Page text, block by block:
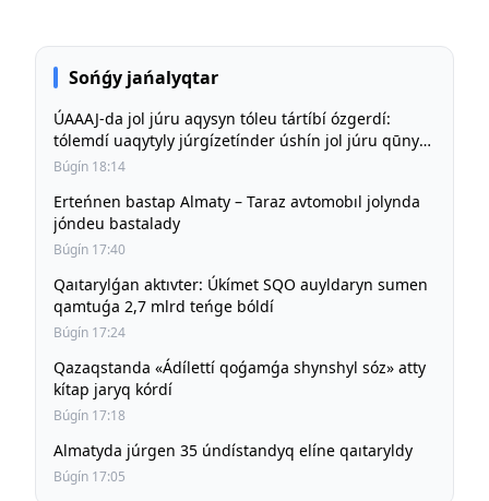
Sońǵy jańalyqtar
ÚAAAJ-da jol júru aqysyn tóleu tártíbí ózgerdí:
tólemdí uaqytyly júrgízetínder úshín jol júru qūny
būrynǵy deńgeıde saqtalady
Búgín 18:14
Erteńnen bastap Almaty – Taraz avtomobıl jolynda
jóndeu bastalady
Búgín 17:40
Qaıtarylǵan aktıvter: Úkímet SQO auyldaryn sumen
qamtuǵa 2,7 mlrd teńge bóldí
Búgín 17:24
Qazaqstanda «Ádílettí qoǵamǵa shynshyl sóz» atty
kítap jaryq kórdí
Búgín 17:18
Almatyda júrgen 35 úndístandyq elíne qaıtaryldy
Búgín 17:05